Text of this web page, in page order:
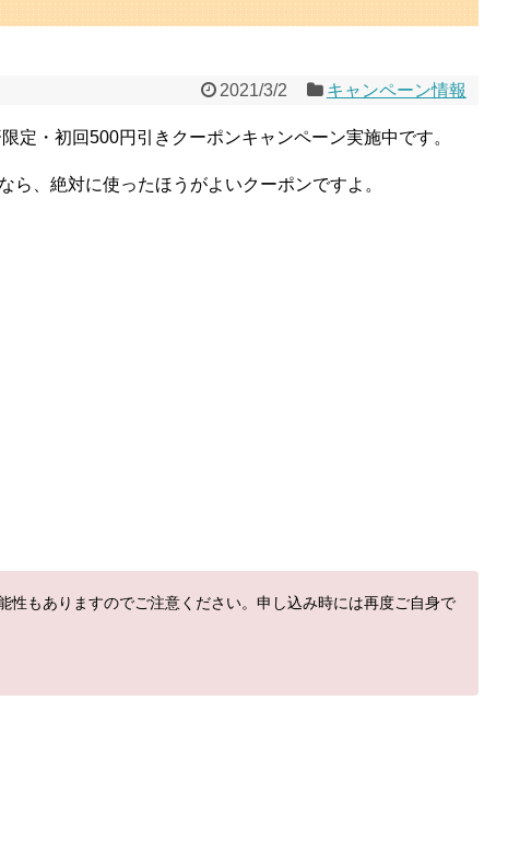
2021/3/2 キャンペーン情報
定・初回500円引きクーポンキャンペーン実施中です。
ら、絶対に使ったほうがよいクーポンですよ。
性もありますのでご注意ください。申し込み時には再度ご自身で